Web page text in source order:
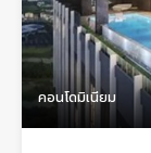
คอนโดมิเนียม